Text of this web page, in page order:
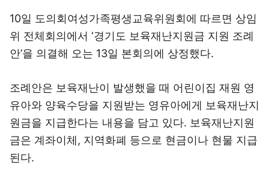
10일 도의회여성가족평생교육위원회에 따르면 상임
위 전체회의에서 ‘경기도 보육재난지원금 지원 조례
안’을 의결해 오는 13일 본회의에 상정했다.
조례안은 보육재난이 발생했을 때 어린이집 재원 영
유아와 양육수당을 지원받는 영유아에게 보육재난지
원금을 지급한다는 내용을 담고 있다. 보육재난지원
금은 계좌이체, 지역화폐 등으로 현금이나 현물 지급
된다.